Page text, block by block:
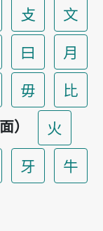
攴
文
曰
月
毋
比
）
火
牙
牛